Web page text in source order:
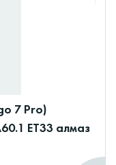
7 Pro)
ET33 алмаз